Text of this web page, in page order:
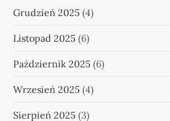
Grudzień 2025 (4)
Listopad 2025 (6)
Październik 2025 (6)
Wrzesień 2025 (4)
Sierpień 2025 (3)